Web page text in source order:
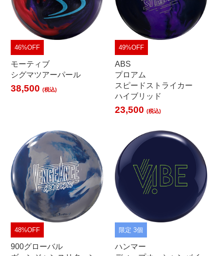
46%OFF
モーティブ
シグマツアーパール
38,500(税込)
49%OFF
ABS
プロアム
スピードストライカー
ハイブリッド
23,500(税込)
48%OFF
900グローバル
限定 3個
ハンマー